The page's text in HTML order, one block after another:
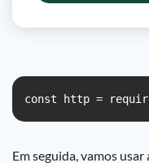
const http =
Em seguida, vamos